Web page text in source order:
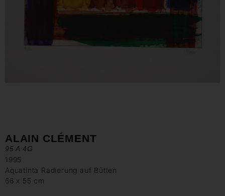
ALAIN CLÉMENT
95 A 4G
1995
Aquatinta Radierung auf Bütten
66 x 55 cm